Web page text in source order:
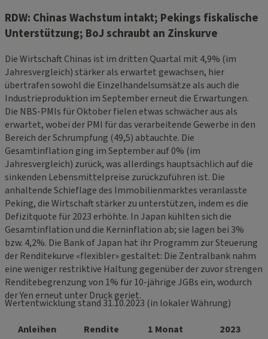
RDW: Chinas Wachstum intakt; Pekings fiskalische
Unterstützung; BoJ schraubt an Zinskurve
Die Wirtschaft Chinas ist im dritten Quartal mit 4,9% (im
Jahresvergleich) stärker als erwartet gewachsen, hier
übertrafen sowohl die Einzelhandelsumsätze als auch die
Industrieproduktion im September erneut die Erwartungen.
Die NBS-PMIs für Oktober fielen etwas schwächer aus als
erwartet, wobei der PMI für das verarbeitende Gewerbe in den
Bereich der Schrumpfung (49,5) abtauchte. Die
Gesamtinflation ging im September auf 0% (im
Jahresvergleich) zurück, was allerdings hauptsächlich auf die
sinkenden Lebensmittelpreise zurückzuführen ist. Die
anhaltende Schieflage des Immobilienmarktes veranlasste
Peking, die Wirtschaft stärker zu unterstützen, indem es die
Defizitquote für 2023 erhöhte. In Japan kühlten sich die
Gesamtinflation und die Kerninflation ab; sie lagen bei 3%
bzw. 4,2%. Die Bank of Japan hat ihr Programm zur Steuerung
der Renditekurve «flexibler» gestaltet: Die Zentralbank nahm
eine weniger restriktive Haltung gegenüber der zuvor strengen
Renditebegrenzung von 1% für 10-jährige JGBs ein, wodurch
der Yen erneut unter Druck geriet.
Wertentwicklung stand 31.10.2023 (in lokaler Währung)
Anleihen
Rendite 1 Monat
2023